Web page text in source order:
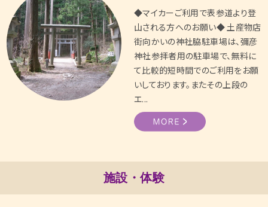
◆マイカーご利用で表参道より登
山される方へのお願い◆ 土産物店
街向かいの神社脇駐車場は、彌彦
神社参拝者用の駐車場で、無料に
て比較的短時間でのご利用をお願
いしております。またその上段の
エ...
施設・体験